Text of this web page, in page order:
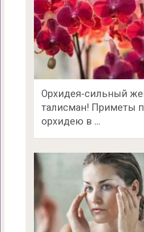
Орхидея-сильный
талисман! Приметы
орхидею в …